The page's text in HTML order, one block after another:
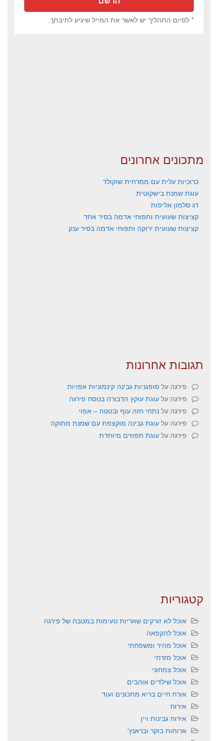
* לסיום התהליך יש לאשר את המייל שיגיע לתיבתך.
מתכונים אחרונים
כרוכיות עלית עם ממרחית שוקולד
עוגת שמנת בישקוטית
דג סלמון אליפות
קציצות שעועית ותפוחי אדמה בסיר אחד
קציצות שעועית ירוקה ותפוחי אדמה בסיר ענק
תגובות אחרונות
פירגה על סופגניות גבינה קינמוניות אפויות
פירגה על עוגת עוקץ הדבורה בנוסח פירגה
פירגה על נתחי חזה עוף ובטטה – אפוי
פירגה על עוגת גבינה מוקצפת עם שמנת מתוקה
פירגה על עוגת תפוזים מיוחדת
קטגוריות
אוכל לא זורקים שאריות טעימות במטבח של פירגה
אוכל להקפאה
אוכל מהיר ומשפחתי
אוכל מזרחי
אוכל צמחוני
אוכל שילדים אוהבים
אורח חיים בריא מתכונים ועוד
אירוח
אירוח גבינות ויין
ארוחות בוקר ובראנץ'